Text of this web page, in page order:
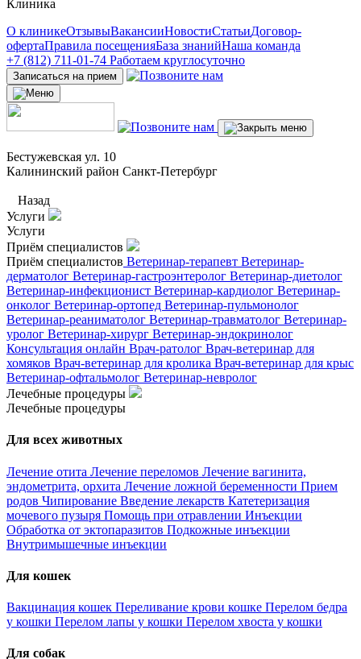
Клиника
О клиникеОтзывыВакансииНовостиСтатьиДоговор-
офертаПравила посещенияБаза знанийНаша команда
+7 (812) 711-01-74 Работаем круглосуточно
Записаться на прием
Бестужевская ул. 10
Калининский район Санкт-Петербург
Назад
Услуги
Услуги
Приём специалистов
Приём специалистов Ветеринар-терапевт Ветеринар-
дерматолог Ветеринар-гастроэнтеролог Ветеринар-диетолог
Ветеринар-инфекционист Ветеринар-кардиолог Ветеринар-
онколог Ветеринар-ортопед Ветеринар-пульмонолог
Ветеринар-реаниматолог Ветеринар-травматолог Ветеринар-
уролог Ветеринар-хирург Ветеринар-эндокринолог
Консультация онлайн Врач-ратолог Врач-ветеринар для
хомяков Врач-ветеринар для кролика Врач-ветеринар для крыс
Ветеринар-офтальмолог Ветеринар-невролог
Лечебные процедуры
Лечебные процедуры
Для всех животных
Лечение отита Лечение переломов Лечение вагинита,
эндометрита, орхита Лечение ложной беременности Прием
родов Чипирование Введение лекарств Катетеризация
мочевого пузыря Помощь при отравлении Инъекции
Обработка от эктопаразитов Подкожные инъекции
Внутримышечные инъекции
Для кошек
Вакцинация кошек Переливание крови кошке Перелом бедра
у кошки Перелом лапы у кошки Перелом хвоста у кошки
Для собак